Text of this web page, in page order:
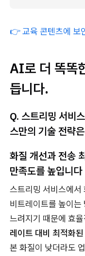
👉 교육 콘텐츠에 보
AI로 더 똑똑
듭니다.
Q. 스트리밍 서비
스만의 기술 전략
화질 개선과 전송
만족도를 높입니다
스트리밍 서비스에서
비트레이트를 높이
느려지기 때문에 효
레이트 대비 최적화
본 화질이 낮더라도